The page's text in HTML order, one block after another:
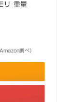
リ 重量
調べ）